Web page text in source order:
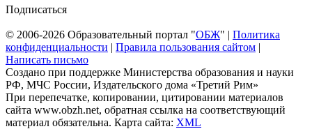
Подписаться
© 2006-2026 Образовательный портал "ОБЖ" | Политика
конфиденциальности | Правила пользования сайтом |
Написать письмо
Создано при поддержке Министерства образования и науки
РФ, МЧС России, Издательского дома «Третий Рим»
При перепечатке, копировании, цитировании материалов
сайта www.obzh.net, обратная ссылка на соответствующий
материал обязательна. Карта сайта: XML